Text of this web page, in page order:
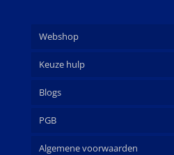
Webshop
Keuze hulp
Blogs
PGB
Algemene voorwaarden